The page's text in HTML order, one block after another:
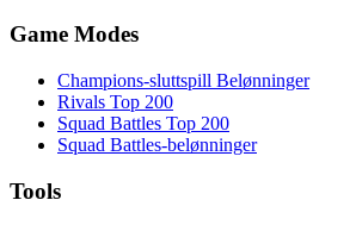
Game Modes
Champions-sluttspill Belønninger
Rivals Top 200
Squad Battles Top 200
Squad Battles-belønninger
Tools